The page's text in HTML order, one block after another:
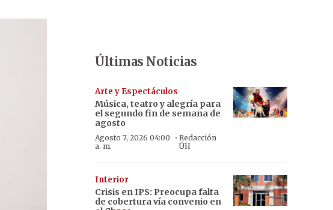
Últimas Noticias
Arte y Espectáculos
Música, teatro y alegría para
el segundo fin de semana de
agosto
Agosto 7, 2026 04:00
a. m.
· Redacción
ÚH
Interior
Crisis en IPS: Preocupa falta
de cobertura vía convenio en